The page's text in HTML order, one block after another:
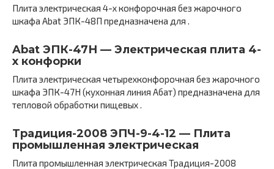
Плита электрическая 4-х конфорочная без жарочного
шкафа Abat ЭПК-48П предназначена для .
Abat ЭПК-47Н — Электрическая плита 4-
х конфорки
Плита электрическая четырехконфорочная без жарочного
шкафа ЭПК-47Н (кухонная линия Абат) предназначена для
тепловой обработки пищевых .
Традиция-2008 ЭПЧ-9-4-12 — Плита
промышленная электрическая
Плита промышленная электрическая Традиция-2008